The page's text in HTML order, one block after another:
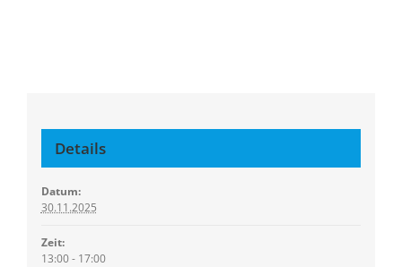
Details
Datum:
30.11.2025
Zeit:
13:00 - 17:00